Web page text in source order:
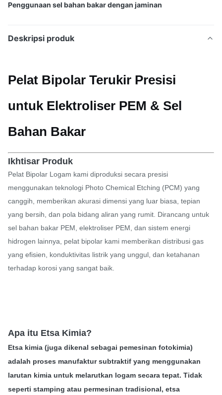
Penggunaan sel bahan bakar dengan jaminan
Deskripsi produk
Pelat Bipolar Terukir Presisi
untuk Elektroliser PEM & Sel
Bahan Bakar
Ikhtisar Produk
Pelat Bipolar Logam kami diproduksi secara presisi
menggunakan teknologi Photo Chemical Etching (PCM) yang
canggih, memberikan akurasi dimensi yang luar biasa, tepian
yang bersih, dan pola bidang aliran yang rumit. Dirancang untuk
sel bahan bakar PEM, elektroliser PEM, dan sistem energi
hidrogen lainnya, pelat bipolar kami memberikan distribusi gas
yang efisien, konduktivitas listrik yang unggul, dan ketahanan
terhadap korosi yang sangat baik.
Apa itu Etsa Kimia?
Etsa kimia (juga dikenal sebagai pemesinan fotokimia)
adalah proses manufaktur subtraktif yang menggunakan
larutan kimia untuk melarutkan logam secara tepat. Tidak
seperti stamping atau permesinan tradisional, etsa